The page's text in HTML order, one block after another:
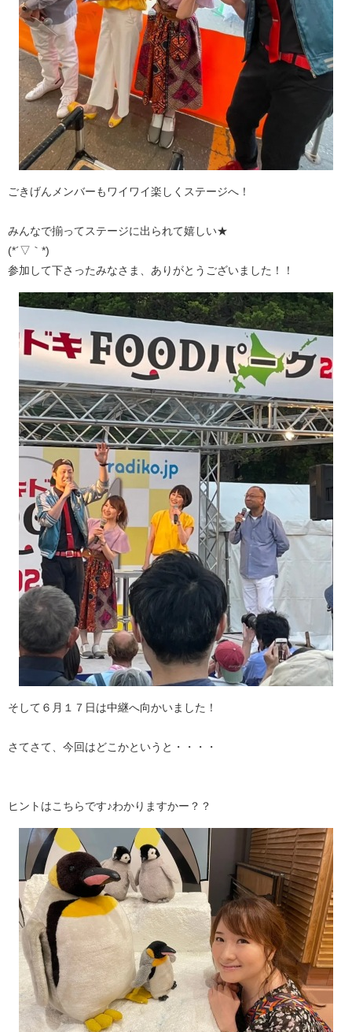
ごきげんメンバーもワイワイ楽しくステージへ！
みんなで揃ってステージに出られて嬉しい★
(*´▽｀*)
参加して下さったみなさま、ありがとうございました！！
そして６月１７日は中継へ向かいました！
さてさて、今回はどこかというと・・・・
ヒントはこちらです♪わかりますかー？？